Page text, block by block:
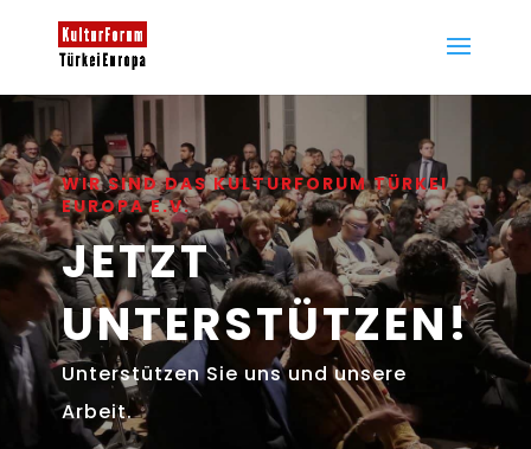
WIR SIND DAS KULTURFORUM TÜRKEI
EUROPA E.V.
JETZT
UNTERSTÜTZEN!
Unterstützen Sie uns und unsere
Arbeit.